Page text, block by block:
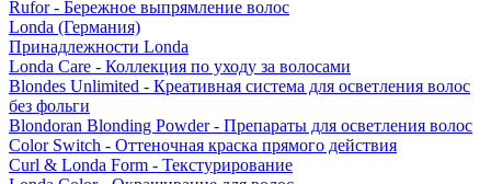
Rufor - Бережное выпрямление волос
Londa (Германия)
Принадлежности Londa
Londa Care - Коллекция по уходу за волосами
Blondes Unlimited - Креативная система для осветления волос
без фольги
Blondoran Blonding Powder - Препараты для осветления волос
Color Switch - Оттеночная краска прямого действия
Curl & Londa Form - Текстурирование